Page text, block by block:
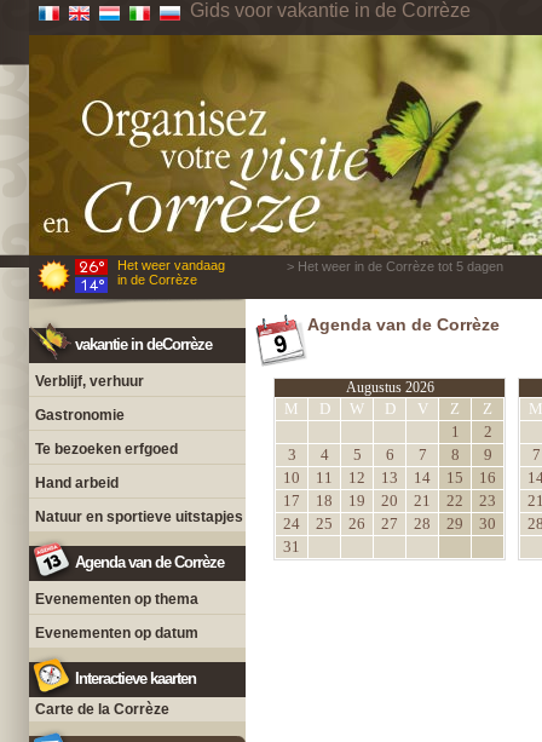
Gids voor vakantie in de Corrèze
Het weer vandaag
in de Corrèze
> Het weer in de Corrèze tot 5 dagen
vakantie in deCorrèze
Verblijf, verhuur
Gastronomie
Te bezoeken erfgoed
Hand arbeid
Natuur en sportieve uitstapjes
Agenda van de Corrèze
Evenementen op thema
Evenementen op datum
Interactieve kaarten
Carte de la Corrèze
Agenda van de Corrèze
Augustus 2026
M D W D V Z
Z
1
2
3
4 5 6 7 8
9
10
11 12 13 14 15
16
17
18 19 20 21 22
23
24
25 26 27 28 29
30
31
M
7